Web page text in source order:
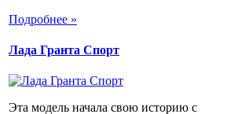
Подробнее »
Лада Гранта Спорт
Эта модель начала свою историю с